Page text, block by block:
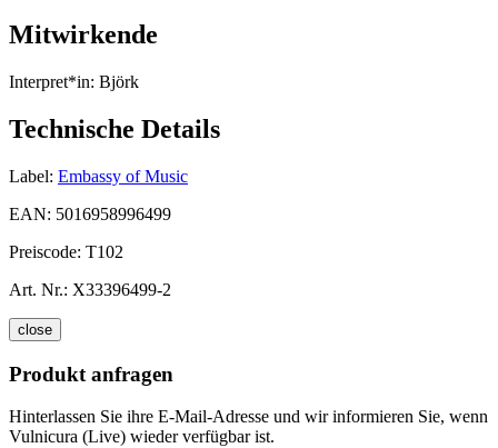
Mitwirkende
Interpret*in: Björk
Technische Details
Label: Embassy of Music
EAN: 5016958996499
Preiscode: T102
Art. Nr.: X33396499-2
close
Produkt anfragen
Hinterlassen Sie ihre E-Mail-Adresse und wir informieren Sie, wenn
Vulnicura (Live) wieder verfügbar ist.